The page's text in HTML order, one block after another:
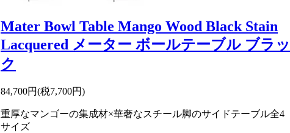
Mater Bowl Table Mango Wood Black Stain
Lacquered メーター ボールテーブル ブラッ
ク
84,700円(税7,700円)
重厚なマンゴーの集成材×華奢なスチール脚のサイドテーブル全4
サイズ